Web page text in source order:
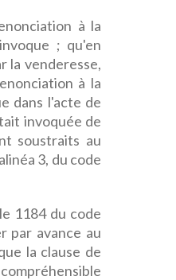
à la
; qu'en
la venderesse,
à la
dans l'acte de
invoquée de
soustraits au
3, du code
1184 du code
par avance au
la clause de